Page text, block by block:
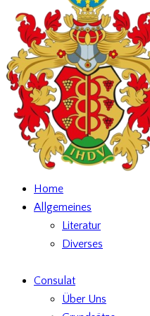
Home
Allgemeines
Literatur
Diverses
Consulat
Über Uns